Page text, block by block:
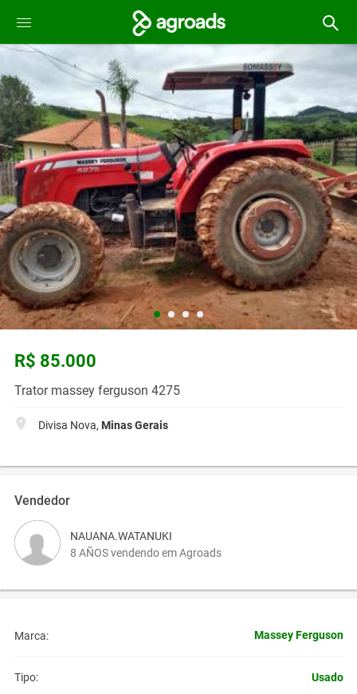
R$ 85.000
Trator massey ferguson 4275
Divisa Nova, Minas Gerais
Vendedor
NAUANA.WATANUKI
8 AÑOS vendendo em Agroads
Marca: Massey Ferguson
Tipo: Usado